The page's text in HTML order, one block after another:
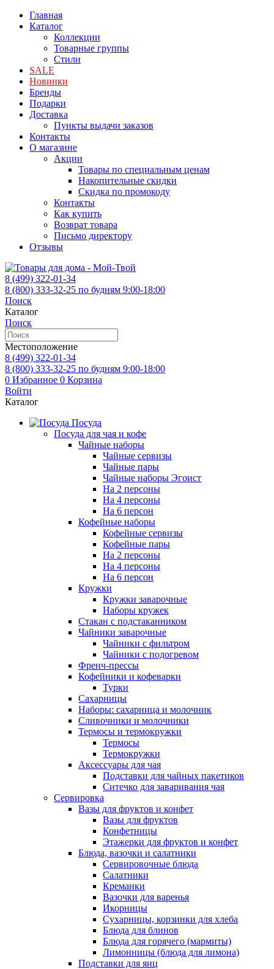
Главная
Каталог
Коллекции
Товарные группы
Стили
SALE
Новинки
Бренды
Подарки
Доставка
Пункты выдачи заказов
Контакты
О магазине
Акции
Товары по специальным ценам
Накопительные скидки
Скидка по промокоду
Контакты
Как купить
Возврат товара
Письмо директору
Отзывы
8 (499) 322-01-34
8 (800) 333-32-25 по будням 9:00-18:00
Поиск
Каталог
Поиск
Местоположение
8 (499) 322-01-34
8 (800) 333-32-25 по будням 9:00-18:00
0 Избранное 0 Корзина
Войти
Каталог
Посуда
Посуда для чая и кофе
Чайные наборы
Чайные сервизы
Чайные пары
Чайные наборы Эгоист
На 2 персоны
На 4 персоны
На 6 персон
Кофейные наборы
Кофейные сервизы
Кофейные пары
На 2 персоны
На 4 персоны
На 6 персон
Кружки
Кружки заварочные
Наборы кружек
Стакан с подстаканником
Чайники заварочные
Чайники с фильтром
Чайники с подогревом
Френч-прессы
Кофейники и кофеварки
Турки
Сахарницы
Наборы: сахарница и молочник
Сливочники и молочники
Термосы и термокружки
Термосы
Термокружки
Аксессуары для чая
Подставки для чайных пакетиков
Ситечко для заваривания чая
Сервировка
Вазы для фруктов и конфет
Вазы для фруктов
Конфетницы
Этажерки для фруктов и конфет
Блюда, вазочки и салатники
Сервировочные блюда
Салатники
Креманки
Вазочки для варенья
Икорницы
Сухарницы, корзинки для хлеба
Блюда для блинов
Блюда для горячего (мармиты)
Лимонницы (блюда для лимона)
Подставки для яиц